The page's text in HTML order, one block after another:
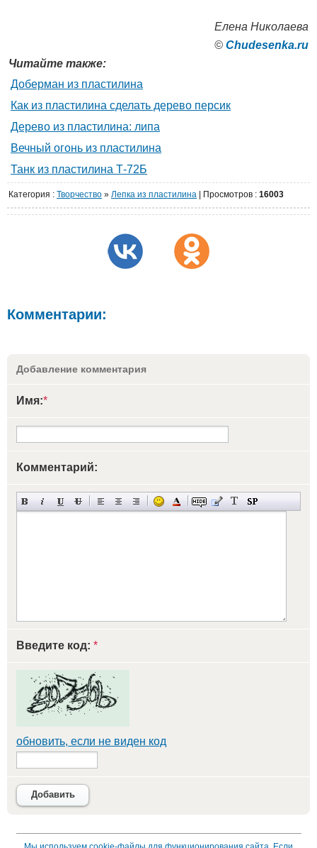
Елена Николаева
© Сhudesenka.ru
Читайте также:
Доберман из пластилина
Как из пластилина сделать дерево персик
Дерево из пластилина: липа
Вечный огонь из пластилина
Танк из пластилина Т-72Б
Категория : Творчество » Лепка из пластилина Просмотров : 16003
Комментарии:
Добавление комментария
Имя:*
Комментарий:
Введите код: *
обновить, если не виден код
Добавить